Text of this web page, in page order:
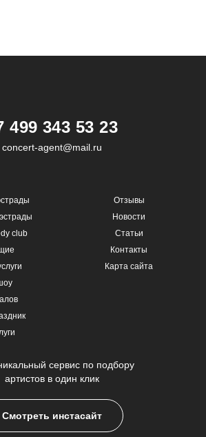
499 343 53 23
concert-agent@mail.ru
club
Отзывы
Новости
Статьи
Контакты
Карта сайта
сервис по подбору
артистов в один клик
Смотреть инстасайт